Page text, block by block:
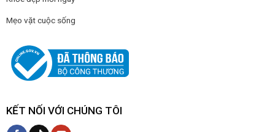
Mẹo vặt cuộc sống
KẾT NỐI VỚI CHÚNG TÔI